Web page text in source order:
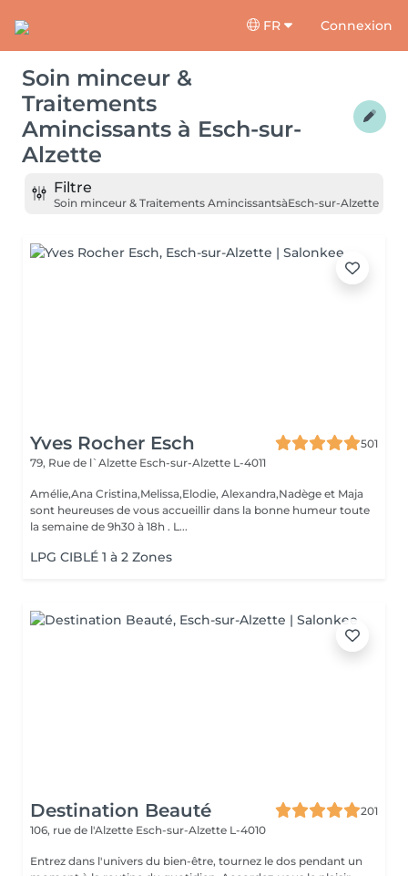
FR Connexion
Soin minceur &
Traitements
Amincissants à Esch-sur-
Alzette
Filtre
Soin minceur & Traitements AmincissantsàEsch-sur-Alzette
Yves Rocher Esch
501
79, Rue de l`Alzette Esch-sur-Alzette L-4011
Amélie,Ana Cristina,Melissa,Elodie, Alexandra,Nadège et Maja
sont heureuses de vous accueillir dans la bonne humeur toute
la semaine de 9h30 à 18h . L...
LPG CIBLÉ 1 à 2 Zones
Destination Beauté
201
106, rue de l'Alzette Esch-sur-Alzette L-4010
Entrez dans l'univers du bien-être, tournez le dos pendant un